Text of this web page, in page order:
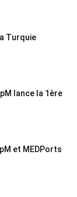
Turquie
lance la 1ère
et MEDPorts